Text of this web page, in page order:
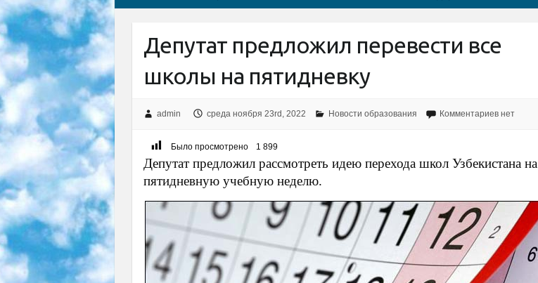
Депутат предложил перевести все
школы на пятидневку
admin среда ноября 23rd, 2022 Новости образования Комментариев нет
Было просмотрено 1 899
Депутат предложил рассмотреть идею перехода школ Узбекистана на
пятидневную учебную неделю.